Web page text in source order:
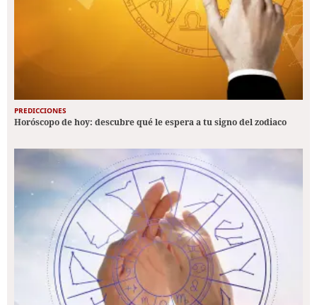
PREDICCIONES
Horóscopo de hoy: descubre qué le espera a tu signo del zodiaco